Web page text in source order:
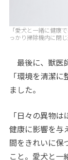
「愛犬と一緒に健康
っかり掃除機内に閉
最後に、獣医
「環境を清潔
ました。
「日々の異物
健康に影響を与
間をきれいに保
こと。愛犬と一